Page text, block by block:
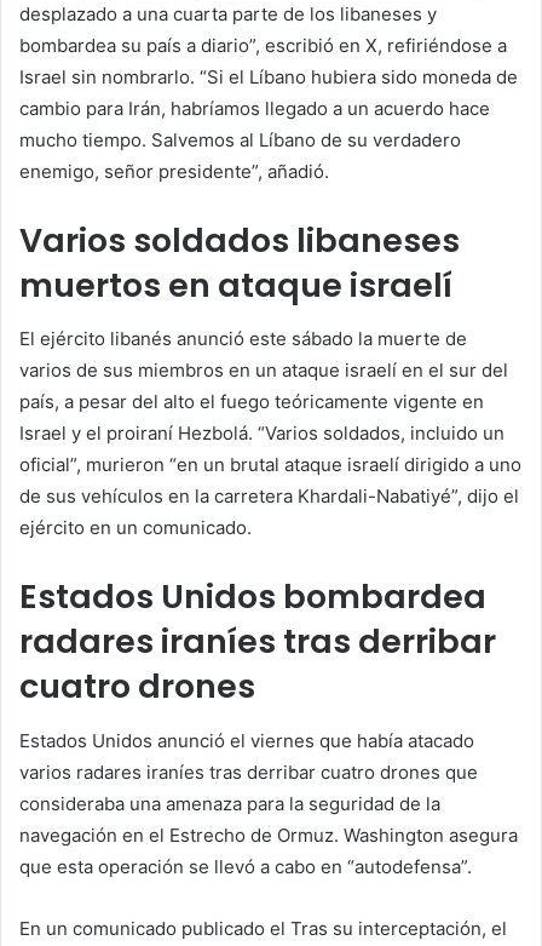
desplazado a una cuarta parte de los libaneses y
bombardea su país a diario”, escribió en X, refiriéndose a
Israel sin nombrarlo. “Si el Líbano hubiera sido moneda de
cambio para Irán, habríamos llegado a un acuerdo hace
mucho tiempo. Salvemos al Líbano de su verdadero
enemigo, señor presidente”, añadió.
Varios soldados libaneses
muertos en ataque israelí
El ejército libanés anunció este sábado la muerte de
varios de sus miembros en un ataque israelí en el sur del
país, a pesar del alto el fuego teóricamente vigente en
Israel y el proiraní Hezbolá. “Varios soldados, incluido un
oficial”, murieron “en un brutal ataque israelí dirigido a uno
de sus vehículos en la carretera Khardali-Nabatiyé”, dijo el
ejército en un comunicado.
Estados Unidos bombardea
radares iraníes tras derribar
cuatro drones
Estados Unidos anunció el viernes que había atacado
varios radares iraníes tras derribar cuatro drones que
consideraba una amenaza para la seguridad de la
navegación en el Estrecho de Ormuz. Washington asegura
que esta operación se llevó a cabo en “autodefensa”.
En un comunicado publicado el Tras su interceptación, el